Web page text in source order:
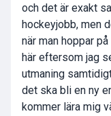
och det är exakt
hockeyjobb, men
när man hoppar
här eftersom jag
utmaning
det ska bli en ny
kommer lära mig